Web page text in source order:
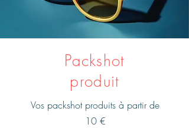
Packshot
produit
Vos packshot produits à partir de
10 €